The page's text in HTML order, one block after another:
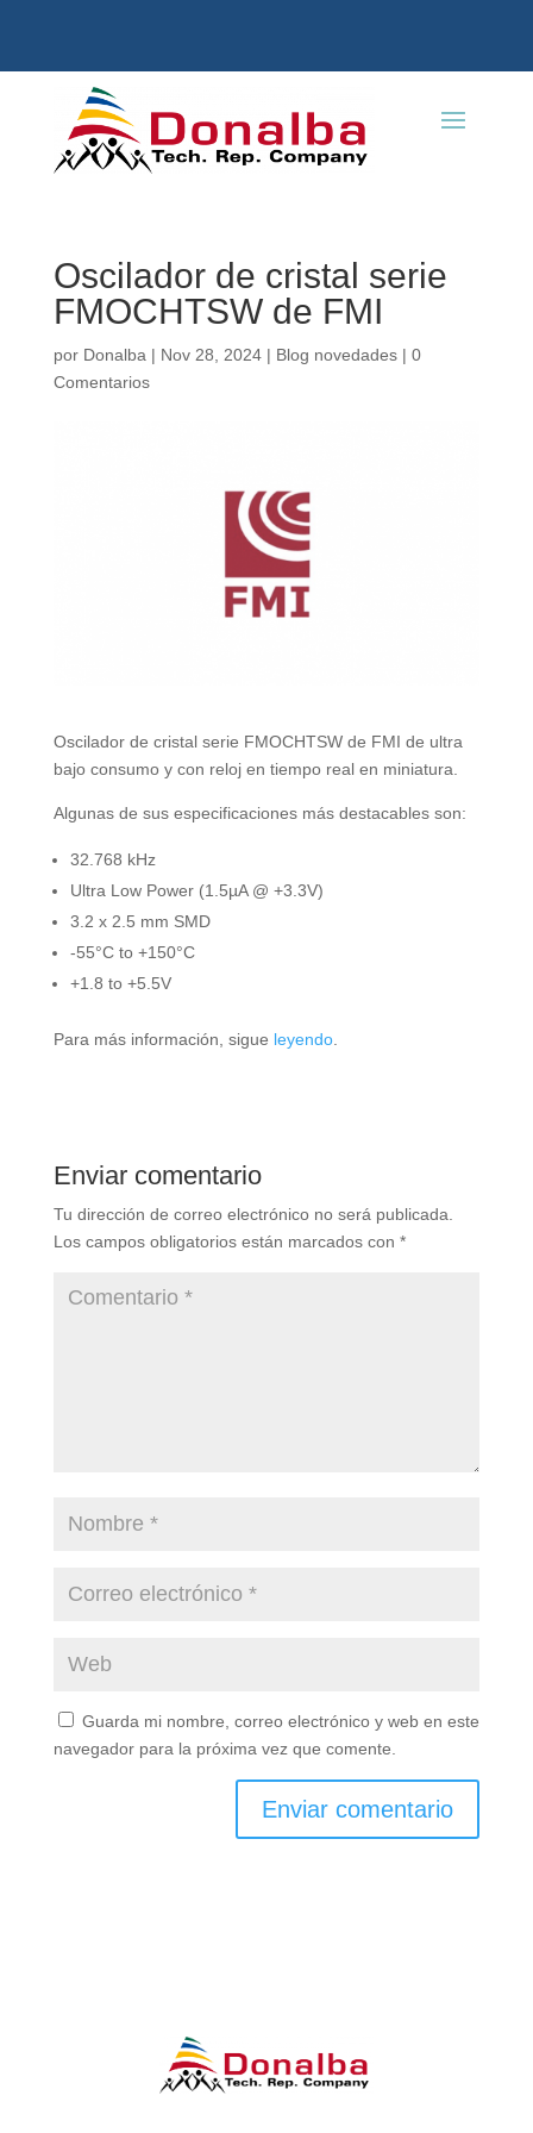
Oscilador de cristal serie
FMOCHTSW de FMI
por Donalba | Nov 28, 2024| Blog novedades| 0
Comentarios
Oscilador de cristal serie FMOCHTSW de FMI de ultra
bajo consumo y con reloj en tiempo real en miniatura.
Algunas de sus especificaciones más destacables son:
32.768 kHz
Ultra Low Power (1.5µA @ +3.3V)
3.2 x 2.5 mm SMD
-55°C to +150°C
+1.8 to +5.5V
Para más información, sigue leyendo.
Enviar comentario
Tu dirección de correo electrónico no será publicada.
Los campos obligatorios están marcados con *
Guarda mi nombre, correo electrónico y web en este
navegador para la próxima vez que comente.